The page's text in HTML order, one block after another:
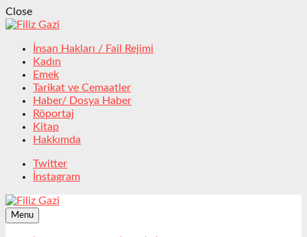
Close
İnsan Hakları / Fail Rejimi
Kadın
Emek
Tarikat ve Cemaatler
Haber/ Dosya Haber
Röportaj
Kitap
Hakkımda
Twitter
İnstagram
Menu